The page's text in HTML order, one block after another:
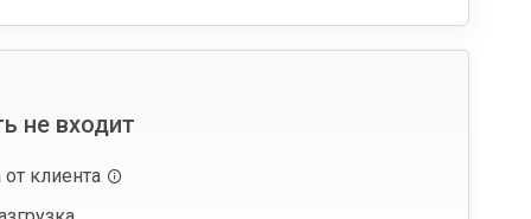
не входит
от клиента